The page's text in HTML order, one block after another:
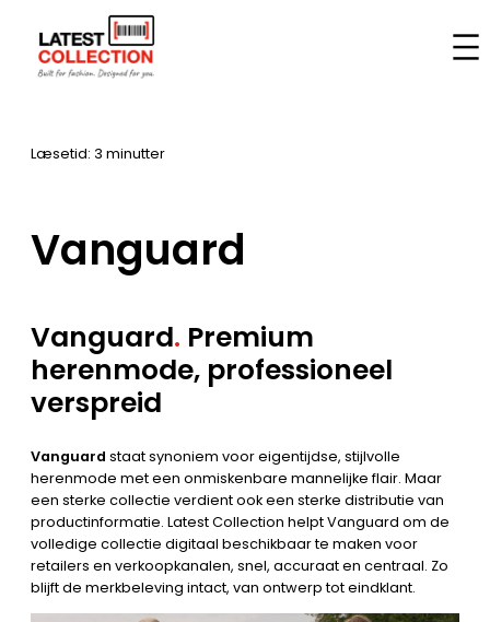
indhold
Hjem– Mærker–
Læsetid: 3 minutter
Vanguard
Vanguard. Premium
herenmode, professioneel
verspreid
Vanguard staat synoniem voor eigentijdse, stijlvolle
herenmode met een onmiskenbare mannelijke flair. Maar
een sterke collectie verdient ook een sterke distributie van
productinformatie. Latest Collection helpt Vanguard om de
volledige collectie digitaal beschikbaar te maken voor
retailers en verkoopkanalen, snel, accuraat en centraal. Zo
blijft de merkbeleving intact, van ontwerp tot eindklant.